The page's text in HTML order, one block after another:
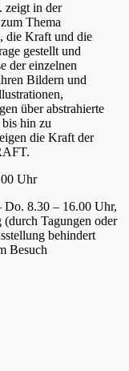
zeigt in der
Thema
die Kraft und die
gestellt und
der einzelnen
Bildern und
über abstrahierte
hin zu
die Kraft der
Uhr
Do. 8.30 – 16.00 Uhr,
Tagungen oder
behindert
Besuch